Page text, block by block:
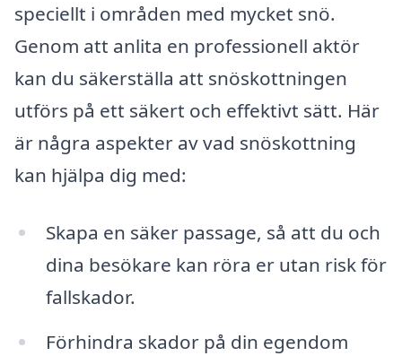
speciellt i områden med mycket snö.
Genom att anlita en professionell aktör
kan du säkerställa att snöskottningen
utförs på ett säkert och effektivt sätt. Här
är några aspekter av vad snöskottning
kan hjälpa dig med:
Skapa en säker passage, så att du och
dina besökare kan röra er utan risk för
fallskador.
Förhindra skador på din egendom